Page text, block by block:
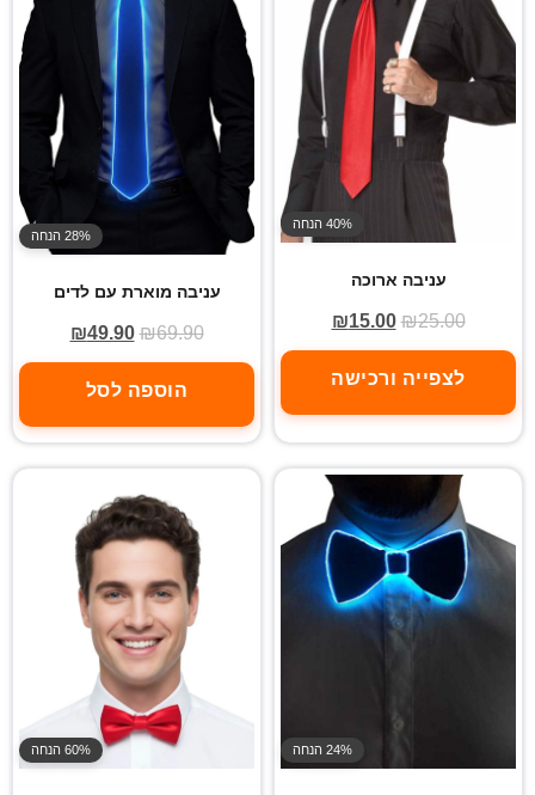
40% הנחה
עניבה ארוכה
₪25.00
₪15.00
לצפייה ורכישה
28% הנחה
עניבה מוארת עם לדים
₪69.90
₪49.90
הוספה לסל
24% הנחה 60% הנחה